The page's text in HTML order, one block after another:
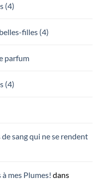
(4)
filles (4)
parfum
(4)
sang qui ne se rendent
mes Plumes! dans